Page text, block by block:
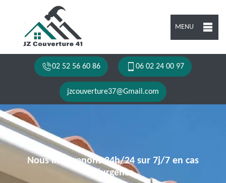
MENU
02 52 56 60 86 06 02 24 00 97
jzcouverture37@Gmail.com
Nous intervenons 24h/24 sur 7j/7 en cas
d'urgence